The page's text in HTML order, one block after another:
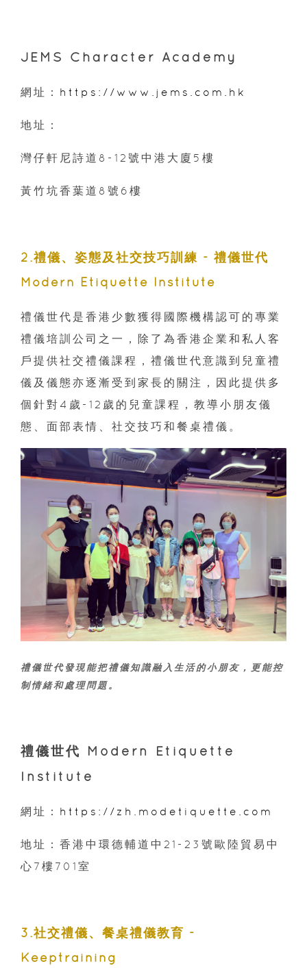
JEMS Character Academy
網址： https://www.jems.com.hk
地址：
灣仔軒尼詩道8-12號中港大廈5樓
黃竹坑香葉道8號6樓
2.禮儀、姿態及社交技巧訓練 - 禮儀世代
Modern Etiquette Institute
禮儀世代是香港少數獲得國際機構認可的專業
禮儀培訓公司之一，除了為香港企業和私人客
戶提供社交禮儀課程，禮儀世代意識到兒童禮
儀及儀態亦逐漸受到家長的關注，因此提供多
個針對4歲-12歲的兒童課程，教導小朋友儀
態、面部表情、社交技巧和餐桌禮儀。
禮儀世代發現能把禮儀知識融入生活的小朋友，更能控
制情緒和處理問題。
禮儀世代 Modern Etiquette
Institute
網址： https://zh.modetiquette.com
地址：香港中環德輔道中21-23號歐陸貿易中
心7樓701室
3.社交禮儀、餐桌禮儀教育 -
Keeptraining